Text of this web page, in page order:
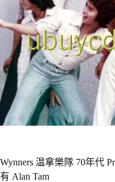
Wynners 温拿樂隊 70年代
有 Alan Tam